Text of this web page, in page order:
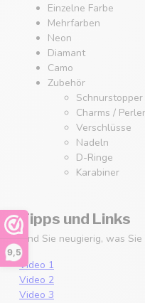
9,5
Einzelne Farbe
Mehrfarben
Neon
Diamant
Camo
Zubehör
Schnurstopper
Charms /
Verschlüsse
Nadeln
D-Ringe
Karabiner
Tipps und Links
Sind Sie neugierig, was
Video 1
Video 2
Video 3